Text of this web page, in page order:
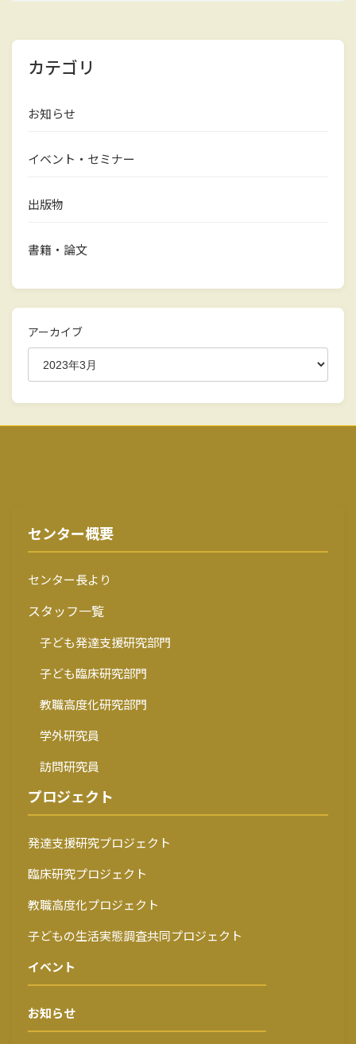
カテゴリ
お知らせ
イベント・セミナー
出版物
書籍・論文
アーカイブ
センター概要
センター長より
スタッフ一覧
子ども発達支援研究部門
子ども臨床研究部門
教職高度化研究部門
学外研究員
訪問研究員
プロジェクト
発達支援研究プロジェクト
臨床研究プロジェクト
教職高度化プロジェクト
子どもの生活実態調査共同プロジェクト
イベント
お知らせ